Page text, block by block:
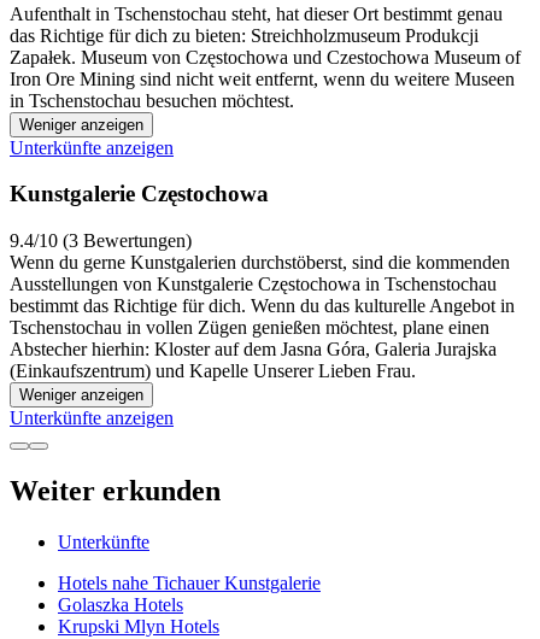
Aufenthalt in Tschenstochau steht, hat dieser Ort bestimmt genau
das Richtige für dich zu bieten: Streichholzmuseum Produkcji
Zapałek. Museum von Częstochowa und Czestochowa Museum of
Iron Ore Mining sind nicht weit entfernt, wenn du weitere Museen
in Tschenstochau besuchen möchtest.
Weniger anzeigen
Unterkünfte anzeigen
Kunstgalerie Częstochowa
9.4/10 (3 Bewertungen)
Wenn du gerne Kunstgalerien durchstöberst, sind die kommenden
Ausstellungen von Kunstgalerie Częstochowa in Tschenstochau
bestimmt das Richtige für dich. Wenn du das kulturelle Angebot in
Tschenstochau in vollen Zügen genießen möchtest, plane einen
Abstecher hierhin: Kloster auf dem Jasna Góra, Galeria Jurajska
(Einkaufszentrum) und Kapelle Unserer Lieben Frau.
Weniger anzeigen
Unterkünfte anzeigen
Weiter erkunden
Unterkünfte
Hotels nahe Tichauer Kunstgalerie
Golaszka Hotels
Krupski Mlyn Hotels